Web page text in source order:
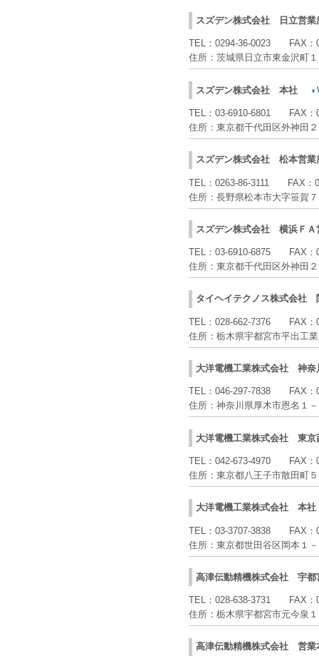
スズデン株式会社 日立営業
TEL： 0294-36-0023 FAX：
住所： 茨城県日立市東金沢町
スズデン株式会社 本社
TEL： 03-6910-6801 FAX：
住所： 東京都千代田区外神田
スズデン株式会社 松本営業
TEL： 0263-86-3111 FAX：
住所： 長野県松本市大字笹賀
スズデン株式会社 横浜ＦＡ
TEL： 03-6910-6875 FAX：
住所： 東京都千代田区外神田
タイヘイテクノス株式会社
TEL： 028-662-7376 FAX：
住所： 栃木県宇都宮市平出工
大洋電機工業株式会社 神奈
TEL： 046-297-7838 FAX：
住所： 神奈川県厚木市恩名１
大洋電機工業株式会社 東京
TEL： 042-673-4970 FAX：
住所： 東京都八王子市散田町
大洋電機工業株式会社 本社
TEL： 03-3707-3838 FAX：
住所： 東京都世田谷区岡本１
高津伝動精機株式会社 宇都
TEL： 028-638-3731 FAX：
住所： 栃木県宇都宮市元今泉
高津伝動精機株式会社 営業